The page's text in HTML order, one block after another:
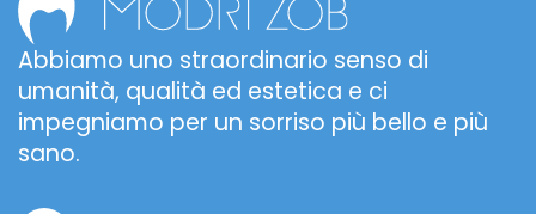
Abbiamo uno straordinario senso di
umanità, qualità ed estetica e ci
impegniamo per un sorriso più bello e più
sano.